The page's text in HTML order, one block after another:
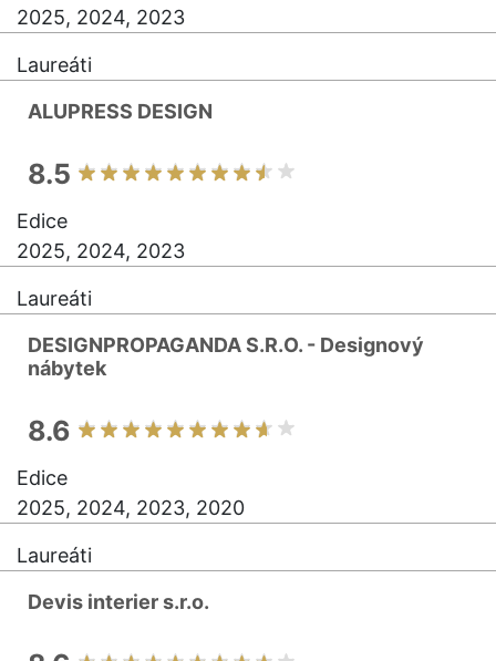
2025, 2024, 2023
Laureáti
ALUPRESS DESIGN
8.5
Edice
2025, 2024, 2023
Laureáti
DESIGNPROPAGANDA S.R.O. - Designový
nábytek
8.6
Edice
2025, 2024, 2023, 2020
Laureáti
Devis interier s.r.o.